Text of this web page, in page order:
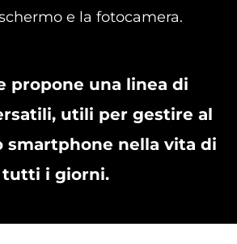
e la fotocamera.
propone una linea di
utili per gestire al
smartphone nella vita di
tutti i giorni.